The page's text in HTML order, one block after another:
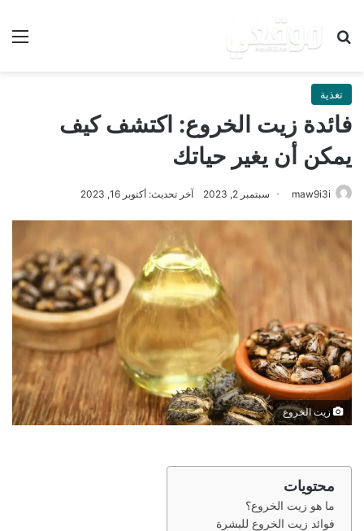
بحث عن
تغذية
فائدة زيت الخروع: اكتشف كيف
يمكن أن يغير حياتك
maw9i3i سبتمبر 2, 2023 آخر تحديث: أكتوبر 16, 2023
زيت الخروع
محتويات
ما هو زيت الخروع؟
فوائد زيت الخروع للبشرة